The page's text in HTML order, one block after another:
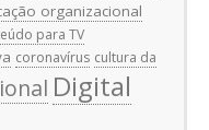
organizacional
para TV
coronavírus cultura da
Digital